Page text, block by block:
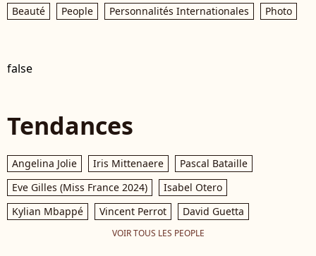
Beauté People Personnalités Internationales Photo
false
Tendances
Angelina Jolie Iris Mittenaere
Pascal Bataille
Eve Gilles (Miss France 2024)
Isabel Otero
Kylian Mbappé
Vincent Perrot David Guetta
VOIR TOUS LES PEOPLE